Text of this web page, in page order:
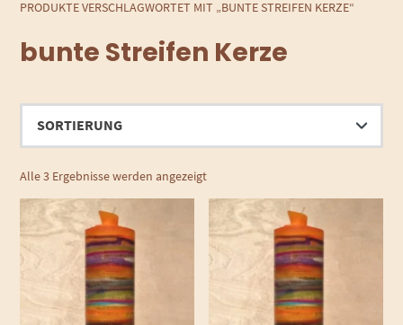
GEROLLTE
UND
SCHMELZLICHTER
PRODUKTE VERSCHLAGWORTET MIT „BUNTE STREIFEN KERZE“
bunte Streifen Kerze
Alle 3 Ergebnisse werden angezeigt